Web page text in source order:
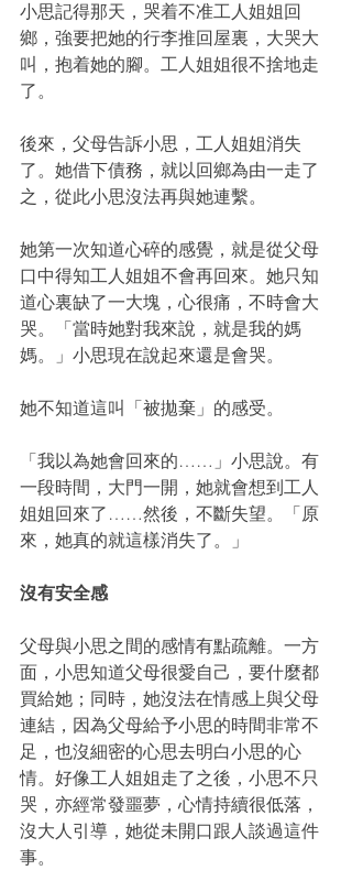
小思記得那天，哭着不准工人姐姐回
鄉，強要把她的行李推回屋裏，大哭大
叫，抱着她的腳。工人姐姐很不捨地走
了。
後來，父母告訴小思，工人姐姐消失
了。她借下債務，就以回鄉為由一走了
之，從此小思沒法再與她連繫。
她第一次知道心碎的感覺，就是從父母
口中得知工人姐姐不會再回來。她只知
道心裏缺了一大塊，心很痛，不時會大
哭。「當時她對我來說，就是我的媽
媽。」小思現在說起來還是會哭。
她不知道這叫「被拋棄」的感受。
「我以為她會回來的……」小思說。有
一段時間，大門一開，她就會想到工人
姐姐回來了……然後，不斷失望。「原
來，她真的就這樣消失了。」
沒有安全感
父母與小思之間的感情有點疏離。一方
面，小思知道父母很愛自己，要什麼都
買給她；同時，她沒法在情感上與父母
連結，因為父母給予小思的時間非常不
足，也沒細密的心思去明白小思的心
情。好像工人姐姐走了之後，小思不只
哭，亦經常發噩夢，心情持續很低落，
沒大人引導，她從未開口跟人談過這件
事。